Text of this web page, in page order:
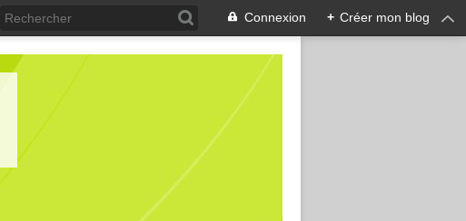
Connexion + Créer mon blog